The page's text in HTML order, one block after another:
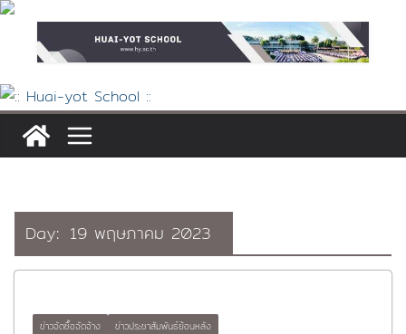
Skip
content
Day: 19 พฤษภาคม 2023
ข่าวจัดซื้อจัดจ้าง ข่าวประชาสัมพันธ์ย้อนหลัง